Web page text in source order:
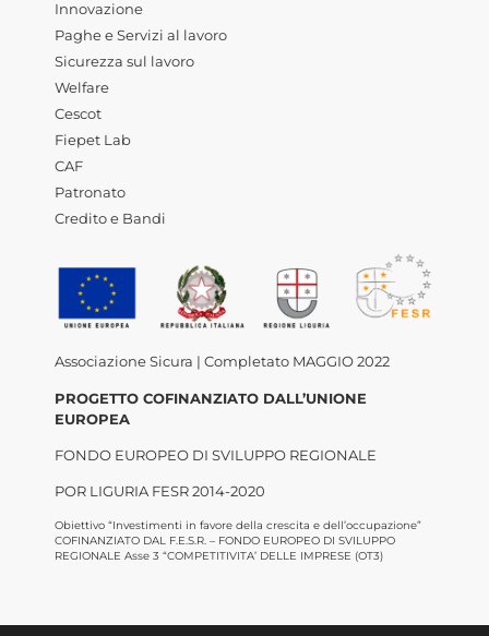
Innovazione
Paghe e Servizi al lavoro
Sicurezza sul lavoro
Welfare
Cescot
Fiepet Lab
CAF
Patronato
Credito e Bandi
Associazione Sicura | Completato MAGGIO 2022
PROGETTO COFINANZIATO DALL’UNIONE
EUROPEA
FONDO EUROPEO DI SVILUPPO REGIONALE
POR LIGURIA FESR 2014-2020
Obiettivo “Investimenti in favore della crescita e dell’occupazione”
COFINANZIATO DAL F.E.S.R. – FONDO EUROPEO DI SVILUPPO
REGIONALE Asse 3 “COMPETITIVITA’ DELLE IMPRESE (OT3)